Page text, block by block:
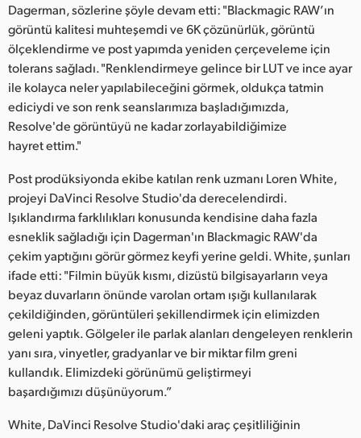
Dagerman, sözlerine şöyle devam etti: "Blackmagic RAW’ın
görüntü kalitesi muhteşemdi ve 6K çözünürlük, görüntü
ölçeklendirme ve post yapımda yeniden çerçeveleme için
tolerans sağladı. "Renklendirmeye gelince bir LUT ve ince ayar
ile kolayca neler yapılabileceğini görmek, oldukça tatmin
ediciydi ve son renk seanslarımıza başladığımızda,
Resolve'de görüntüyü ne kadar zorlayabildiğimize
hayret ettim."
Post prodüksiyonda ekibe katılan renk uzmanı Loren White,
projeyi DaVinci Resolve Studio'da derecelendirdi.
Işıklandırma farklılıkları konusunda kendisine daha fazla
esneklik sağladığı için Dagerman'ın Blackmagic RAW'da
çekim yaptığını görür görmez keyfi yerine geldi. White, şunları
ifade etti: "Filmin büyük kısmı, dizüstü bilgisayarların veya
beyaz duvarların önünde varolan ortam ışığı kullanılarak
çekildiğinden, görüntüleri şekillendirmek için elimizden
geleni yaptık. Gölgeler ile parlak alanları dengeleyen renklerin
yanı sıra, vinyetler, gradyanlar ve bir miktar film greni
kullandık. Elimizdeki görünümü geliştirmeyi
başardığımızı düşünüyorum.”
White, DaVinci Resolve Studio'daki araç çeşitliliğinin